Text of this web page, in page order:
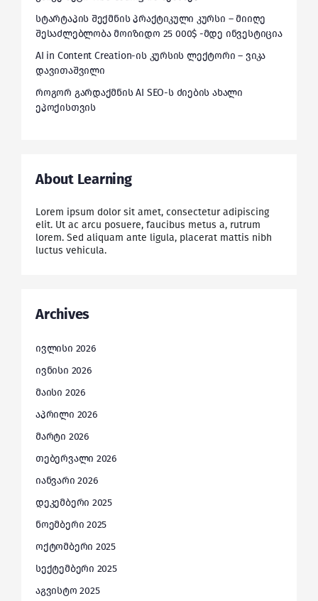
სტარტაპის შექმნის პრაქტიკული კურსი – მიიღე
შესაძლებლობა მოიზიდო 25 000$ -მდე ინვესტიცია
AI in Content Creation-ის კურსის ლექტორი – ვიკა
დავითაშვილი
როგორ გარდაქმნის AI SEO-ს ძიების ახალი
ეპოქისთვის
About Learning
Lorem ipsum dolor sit amet, consectetur adipiscing
elit. Ut ac arcu posuere, faucibus metus a, rutrum
lorem. Sed aliquam ante ligula, placerat mattis nibh
luctus vehicula.
Archives
ივლისი 2026
ივნისი 2026
მაისი 2026
აპრილი 2026
მარტი 2026
თებერვალი 2026
იანვარი 2026
დეკემბერი 2025
ნოემბერი 2025
ოქტომბერი 2025
სექტემბერი 2025
აგვისტო 2025